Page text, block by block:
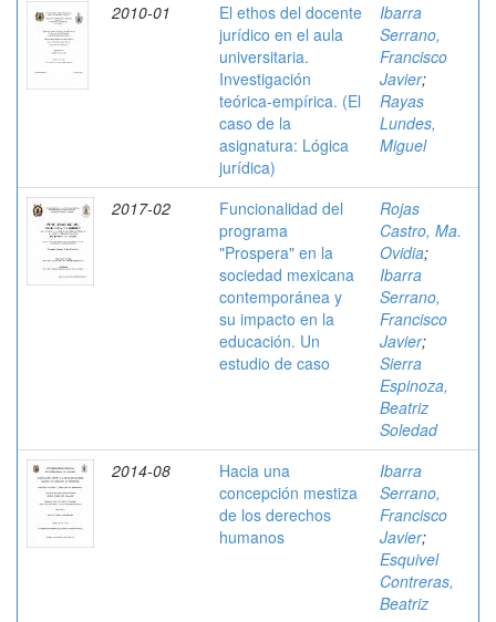
2010-01
El ethos del docente
jurídico en el aula
universitaria.
Investigación
teórica-empírica. (El
caso de la
asignatura: Lógica
jurídica)
Ibarra
Serrano,
Francisco
Javier;
Rayas
Lundes,
Miguel
2017-02
Funcionalidad del
programa
"Prospera" en la
sociedad mexicana
contemporánea y
su impacto en la
educación. Un
estudio de caso
Rojas
Castro, Ma.
Ovidia;
Ibarra
Serrano,
Francisco
Javier;
Sierra
Espinoza,
Beatriz
Soledad
2014-08
Hacia una
concepción mestiza
de los derechos
humanos
Ibarra
Serrano,
Francisco
Javier;
Esquivel
Contreras,
Beatriz